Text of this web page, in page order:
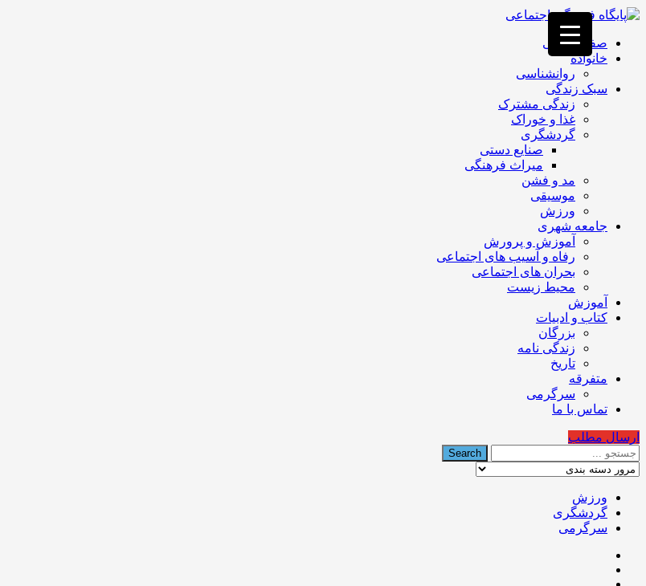
فصد
غرب
تهران
خشکشویی
تصفیه
تهران
صفحه اصلی
خانواده
روانشناسی
سبک زندگی
زندگی مشترک
غذا و خوراک
گردشگری
صنایع دستی
میراث فرهنگی
مد و فشن
موسیقی
ورزش
جامعه شهری
آموزش و پرورش
رفاه و آسیب های اجتماعی
بحران های اجتماعی
محیط زیست
آموزش
کتاب و ادبیات
بزرگان
زندگی نامه
تاریخ
متفرقه
سرگرمی
تماس با ما
ارسال مطلب
ورزش
گردشگری
سرگرمی